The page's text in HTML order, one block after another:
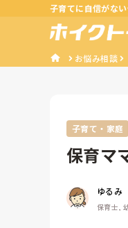
子育てに自信がな
お悩み相談
子育て・家庭
保育マ
ゆるみ
保育士,